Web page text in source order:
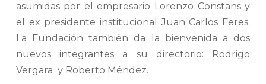
asumidas por el empresario Lorenzo Constans y
el ex presidente institucional Juan Carlos Feres.
La Fundación también da la bienvenida a dos
nuevos integrantes a su directorio: Rodrigo
Vergara y Roberto Méndez.